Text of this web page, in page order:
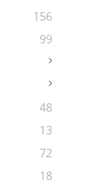
156
99
48
13
72
18